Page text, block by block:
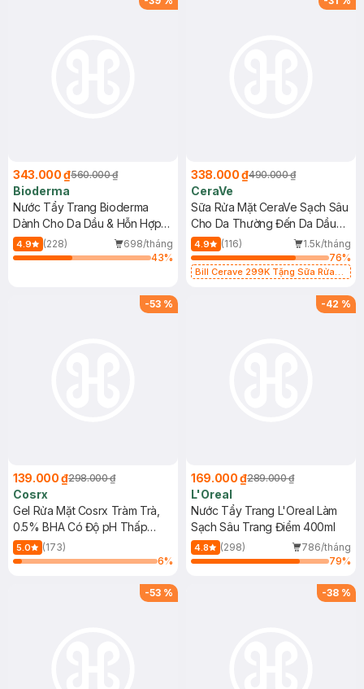
343.000 ₫560.000 ₫
Bioderma
Nước Tẩy Trang Bioderma
Dành Cho Da Dầu & Hỗn Hợp
500ml
4.9 (228)
698/tháng
43%
338.000 ₫490.000 ₫
CeraVe
Sữa Rửa Mặt CeraVe Sạch Sâu
Cho Da Thường Đến Da Dầu
473ml
4.9 (116)
1.5k/tháng
76%
Bill Cerave 299K Tặng Sữa Rửa
-53 %
139.000 ₫298.000 ₫
Cosrx
Gel Rửa Mặt Cosrx Tràm Trà,
0.5% BHA Có Độ pH Thấp
150ml
5.0
(173)
6%
-42 %
169.000 ₫289.000 ₫
L'Oreal
Nước Tẩy Trang L'Oreal Làm
Sạch Sâu Trang Điểm 400ml
4.8 (298)
786/tháng
79%
-53 % -38 %